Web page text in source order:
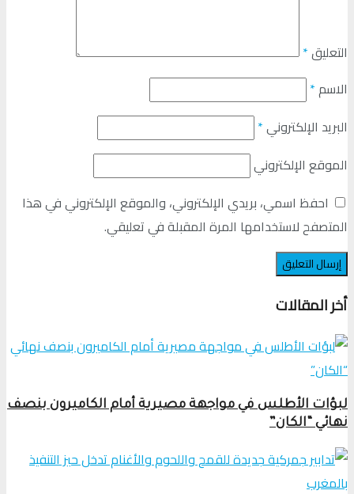
التعليق*
الاسم*
البريد الإلكتروني*
الموقع الإلكتروني
احفظ اسمي، بريدي الإلكتروني، والموقع الإلكتروني في هذا
المتصفح لاستخدامها المرة المقبلة في تعليقي.
أخر المقالات
لبؤات الأطلس في مواجهة مصيرية أمام الكاميرون بنصف
نهائي “الكان”